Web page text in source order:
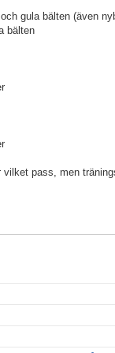
gula bälten (även
bälten
pass, men